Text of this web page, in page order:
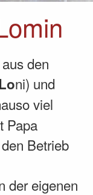
den
ni) und
viel
Papa
Betrieb
der eigenen